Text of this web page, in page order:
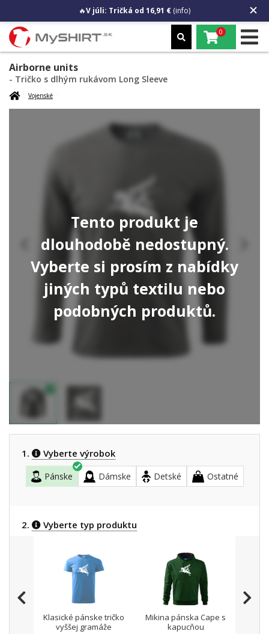
🔥V júli: Tričká od 16,91 € (info)
0
Airborne units
- Tričko s dlhým rukávom Long Sleeve
Vojenské
Tento produkt je
dlouhodobě nedostupný.
Vyberte si prosím z nabídky
jiných typů textilu nebo
podobných produktů.
1. Vyberte výrobok
Pánske Dámske Detské Ostatné
2. Vyberte typ produktu
Klasické pánske tričko
vyššej gramáže
Mikina pánska Cape s
kapucňou